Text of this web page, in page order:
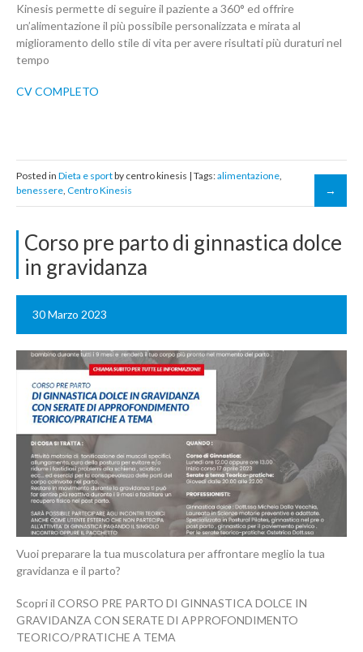
Kinesis permette di seguire il paziente a 360° ed offrire
un’alimentazione il più possibile personalizzata e mirata al
miglioramento dello stile di vita per avere risultati più duraturi nel
tempo
CV COMPLETO
Posted in Dieta e sportby centro kinesis | Tags:alimentazione
benessere Centro Kinesis
Corso pre parto di ginnastica dolce
in gravidanza
30 Marzo 2023
Vuoi preparare la tua muscolatura per affrontare meglio la tua
gravidanza e il parto?
Scopri il CORSO PRE PARTO DI GINNASTICA DOLCE IN
GRAVIDANZA CON SERATE DI APPROFONDIMENTO
TEORICO/PRATICHE A TEMA